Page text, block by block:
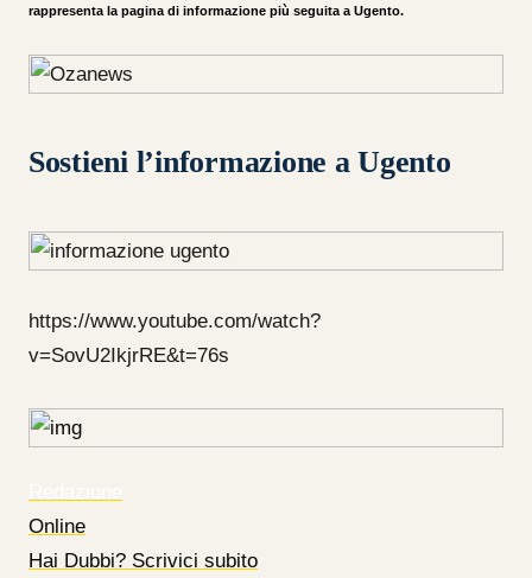
rappresenta la pagina di informazione più seguita a Ugento.
Sostieni l’informazione a Ugento
https://www.youtube.com/watch?
v=SovU2IkjrRE&t=76s
Online
Hai Dubbi? Scrivici subito